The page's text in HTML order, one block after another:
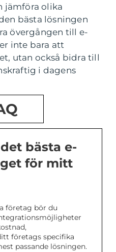
jämföra olika
bästa lösningen
övergången till e-
inte bara att
utan också bidra till
i dagens
bästa e-
för mitt
företag bör du
företags specifika
passande lösningen.